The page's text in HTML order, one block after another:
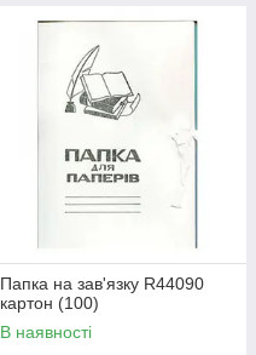
Папка на зав'язку R44090
картон (100)
В наявності